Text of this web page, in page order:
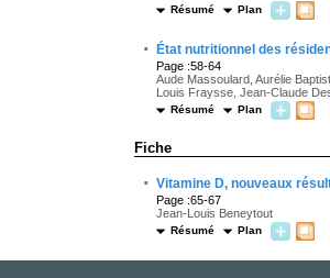
Résumé Plan
· État nutritionnel des
Page :58-64
Aude Massoulard, Aurélie
Louis Fraysse, Jean-Claude
Résumé Plan
Fiche
· Vitamine D, nouveaux
Page :65-67
Jean-Louis Beneytout
Résumé Plan